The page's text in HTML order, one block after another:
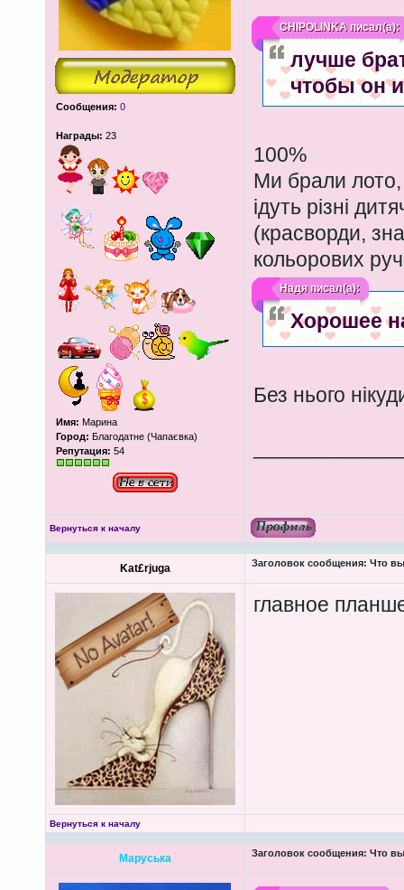
Сообщения: 0
Награды: 23
Имя: Марина
Город: Благодатне (Чапаєвка)
Репутация: 54
CHIPOLINKAписал(а):
лучше
чтобы он
100%
Ми брали
ідуть різні
(красворди,
кольорових
Надяписал(а):
Хорошее
Без нього
Вернуться к началу
Kat£rjuga Заголовок сообщения: Что
главное
Вернуться к началу
Маруська Заголовок сообщения: Что